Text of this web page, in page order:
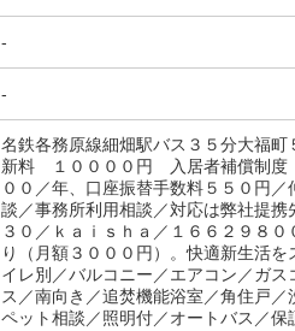
-
-
名鉄各務原線細畑駅バス３５分大福
新料 １００００円 入居者補償制度
００／年、口座振替手数料５５０円
談／事務所利用相談／対応は弊社提
３０／ｋａｉｓｈａ／１６６２９８
り（月額３０００円）。快適新生活
イレ別／バルコニー／エアコン／ガ
ス／南向き／追焚機能浴室／角住戸
ペット相談／照明付／オートバス／